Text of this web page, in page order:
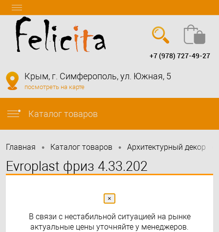
info@felicita-crimea.ru
+7 (978) 727-49-27
Крым, г. Симферополь, ул. Южная, 5
посмотреть на карте
Каталог товаров
Главная • Каталог товаров • Архитектурный декор
Evroplast фриз 4.33.202
×
В связи с нестабильной ситуацией на рынке
актуальные цены уточняйте у менеджеров.